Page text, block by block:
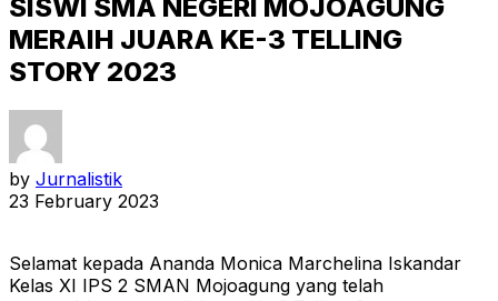
SISWI SMA NEGERI MOJOAGUNG
MERAIH JUARA KE-3 TELLING
STORY 2023
by Jurnalistik
23 February 2023
Selamat kepada Ananda Monica Marchelina Iskandar
Kelas XI IPS 2 SMAN Mojoagung yang telah